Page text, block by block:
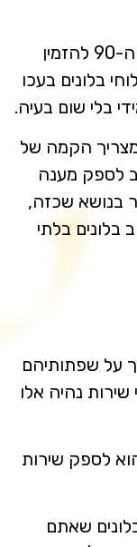
ועכשיו ברצינות, אם החלטתם בדקה ה-90 להזמין
בלונים בעכו
בלי שום בעיה.
הקמה של
לספק מענה
בנושא שכזה,
בלונים בלתי
על שפתותיהם
נהיה אלו
לספק שירות
שאתם